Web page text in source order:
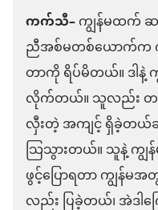
ကက်သီ–ကျွန်မထက်
ညီအစ်မတစ်ယောက်က
တာကို ရိပ်မိတယ်။ ဒါနဲ့
လိုက်တယ်။ သူလည်း တ
လှီးတဲ့ အကျင့် ရှိခဲ့တ
သြသွားတယ်။ သူနဲ့
ဖွင့်ပြောရတာ ကျွန်မ
လည်း ပြခဲ့တယ်၊ အဲဒါက